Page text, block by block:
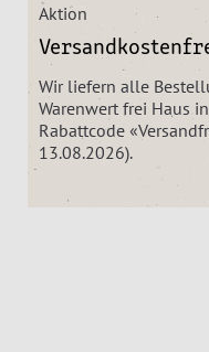
Aktion
Wir liefern alle
Warenwert frei Haus
Rabattcode
13.08.2026).